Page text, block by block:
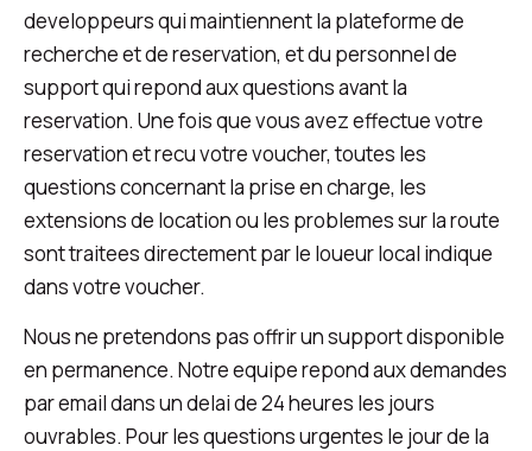
developpeurs qui maintiennent la plateforme de
recherche et de reservation, et du personnel de
support qui repond aux questions avant la
reservation. Une fois que vous avez effectue votre
reservation et recu votre voucher, toutes les
questions concernant la prise en charge, les
extensions de location ou les problemes sur la route
sont traitees directement par le loueur local indique
dans votre voucher.
Nous ne pretendons pas offrir un support disponible
en permanence. Notre equipe repond aux demandes
par email dans un delai de 24 heures les jours
ouvrables. Pour les questions urgentes le jour de la